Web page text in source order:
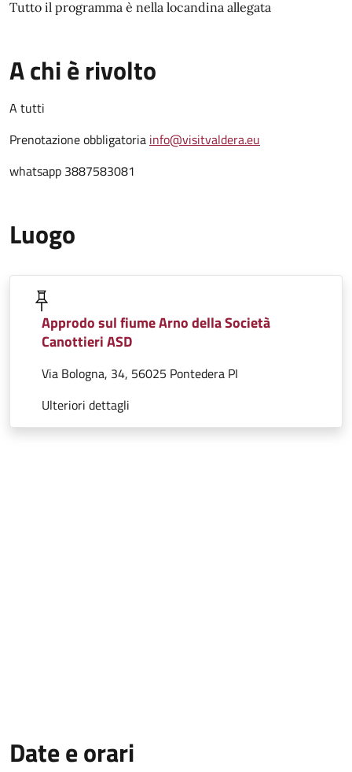
Tutto il programma è nella locandina allegata
A chi è rivolto
A tutti
Prenotazione obbligatoria info@visitvaldera.eu
whatsapp 3887583081
Luogo
Approdo sul fiume Arno della Società
Canottieri ASD
Via Bologna, 34, 56025 Pontedera PI
Ulteriori dettagli
Date e orari